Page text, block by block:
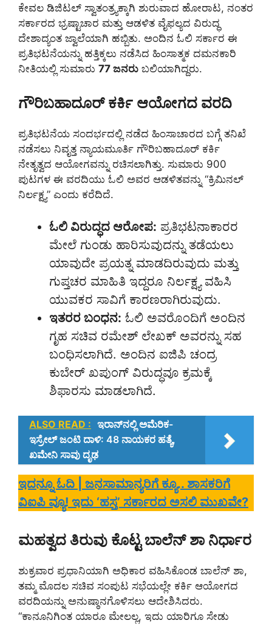
ಕೇವಲ ಡಿಜಿಟಲ್ ಸ್ವಾತಂತ್ರ್ಯಕ್ಕಾಗಿ ಶುರುವಾದ ಹೋರಾಟ, ನಂತರ
ಸರ್ಕಾರದ ಭ್ರಷ್ಟಾಚಾರ ಮತ್ತು ಆಡಳಿತ ವೈಫಲ್ಯದ ವಿರುದ್ಧ
ದೇಶಾದ್ಯಂತ ಜ್ವಾಲೆಯಾಗಿ ಹಬ್ಬಿತು. ಅಂದಿನ ಓಲಿ ಸರ್ಕಾರ ಈ
ಪ್ರತಿಭಟನೆಯನ್ನು ಹತ್ತಿಕ್ಕಲು ನಡೆಸಿದ ಹಿಂಸಾತ್ಮಕ ದಮನಕಾರಿ
ನೀತಿಯಲ್ಲಿ ಸುಮಾರು 77 ಜನರು ಬಲಿಯಾಗಿದ್ದರು.
ಗೌರಿಬಹಾದೂರ್ ಕರ್ಕಿ ಆಯೋಗದ ವರದಿ
ಪ್ರತಿಭಟನೆಯ ಸಂದರ್ಭದಲ್ಲಿ ನಡೆದ ಹಿಂಸಾಚಾರದ ಬಗ್ಗೆ ತನಿಖೆ
ನಡೆಸಲು ನಿವೃತ್ತ ನ್ಯಾಯಮೂರ್ತಿ ಗೌರಿಬಹಾದೂರ್ ಕರ್ಕಿ
ನೇತೃತ್ವದ ಆಯೋಗವನ್ನು ರಚಿಸಲಾಗಿತ್ತು. ಸುಮಾರು 900
ಪುಟಗಳ ಈ ವರದಿಯು ಓಲಿ ಅವರ ಆಡಳಿತವನ್ನು “ಕ್ರಿಮಿನಲ್
ನಿರ್ಲಕ್ಷ್ಯ” ಎಂದು ಕರೆದಿದೆ.
ಓಲಿ ವಿರುದ್ಧದ ಆರೋಪ: ಪ್ರತಿಭಟನಾಕಾರರ
ಮೇಲೆ ಗುಂಡು ಹಾರಿಸುವುದನ್ನು ತಡೆಯಲು
ಯಾವುದೇ ಪ್ರಯತ್ನ ಮಾಡದಿರುವುದು ಮತ್ತು
ಗುಪ್ತಚರ ಮಾಹಿತಿ ಇದ್ದರೂ ನಿರ್ಲಕ್ಷ್ಯ ವಹಿಸಿ
ಯುವಕರ ಸಾವಿಗೆ ಕಾರಣರಾಗಿರುವುದು.
ಇತರರ ಬಂಧನ: ಓಲಿ ಅವರೊಂದಿಗೆ ಅಂದಿನ
ಗೃಹ ಸಚಿವ ರಮೇಶ್ ಲೇಖಕ್ ಅವರನ್ನು ಸಹ
ಬಂಧಿಸಲಾಗಿದೆ. ಅಂದಿನ ಐಜಿಪಿ ಚಂದ್ರ
ಕುಬೇರ್ ಖಪುಂಗ್ ವಿರುದ್ಧವೂ ಕ್ರಮಕ್ಕೆ
ಶಿಫಾರಸು ಮಾಡಲಾಗಿದೆ.
ALSO READ : ಇರಾನ್‌ನಲ್ಲಿ ಅಮೆರಿಕ-
ಇಸ್ರೇಲ್ ಜಂಟಿ ದಾಳಿ: 48 ನಾಯಕರ ಹತ್ಯೆ,
ಖಮೇನಿ ಸಾವು ದೃಢ
ಇದನ್ನೂ ಓದಿ | ಜನಸಾಮಾನ್ಯರಿಗೆ ಕ್ಯೂ.. ಶಾಸಕರಿಗೆ
ವಿಐಪಿ ವ್ಯೂ! ಇದು ‘ಹಸ್ತ’ ಸರ್ಕಾರದ ಅಸಲಿ ಮುಖವೇ?
ಮಹತ್ವದ ತಿರುವು ಕೊಟ್ಟ ಬಾಲೆನ್ ಶಾ ನಿರ್ಧಾರ
ಶುಕ್ರವಾರ ಪ್ರಧಾನಿಯಾಗಿ ಅಧಿಕಾರ ವಹಿಸಿಕೊಂಡ ಬಾಲೆನ್ ಶಾ,
ತಮ್ಮ ಮೊದಲ ಸಚಿವ ಸಂಪುಟ ಸಭೆಯಲ್ಲೇ ಕರ್ಕಿ ಆಯೋಗದ
ವರದಿಯನ್ನು ಅನುಷ್ಠಾನಗೊಳಿಸಲು ಆದೇಶಿಸಿದರು.
“ಕಾನೂನಿಗಿಂತ ಯಾರೂ ಮೇಲಲ್ಲ, ಇದು ಯಾರಿಗೂ ಸೇಡು